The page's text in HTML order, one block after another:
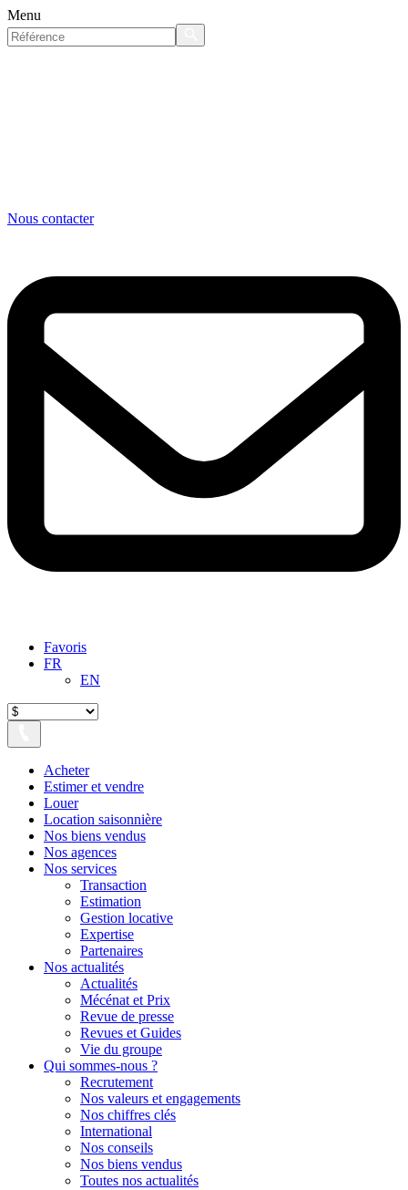
Menu
Nous contacter
Favoris
FR
EN
Acheter
Estimer et vendre
Louer
Location saisonnière
Nos biens vendus
Nos agences
Nos services
Transaction
Estimation
Gestion locative
Expertise
Partenaires
Nos actualités
Actualités
Mécénat et Prix
Revue de presse
Revues et Guides
Vie du groupe
Qui sommes-nous ?
Recrutement
Nos valeurs et engagements
Nos chiffres clés
International
Nos conseils
Nos biens vendus
Toutes nos actualités